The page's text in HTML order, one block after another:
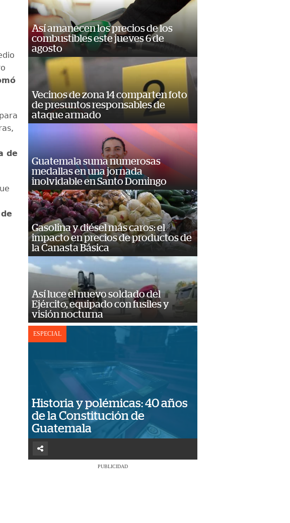
de
Así amanecen los precios de los
combustibles este jueves 6 de
agosto
Vecinos de zona 14 comparten foto
de presuntos responsables de
ataque armado
Guatemala suma numerosas
medallas en una jornada
inolvidable en Santo Domingo
Gasolina y diésel más caros: el
impacto en precios de productos de
la Canasta Básica
Así luce el nuevo soldado del
Ejército, equipado con fusiles y
visión nocturna
ESPECIAL
Historia y polémicas: 40 años
de la Constitución de
Guatemala
PUBLICIDAD